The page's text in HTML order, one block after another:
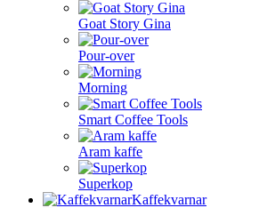
Goat Story Gina
Pour-over
Morning
Smart Coffee Tools
Aram kaffe
Superkop
Kaffekvarnar